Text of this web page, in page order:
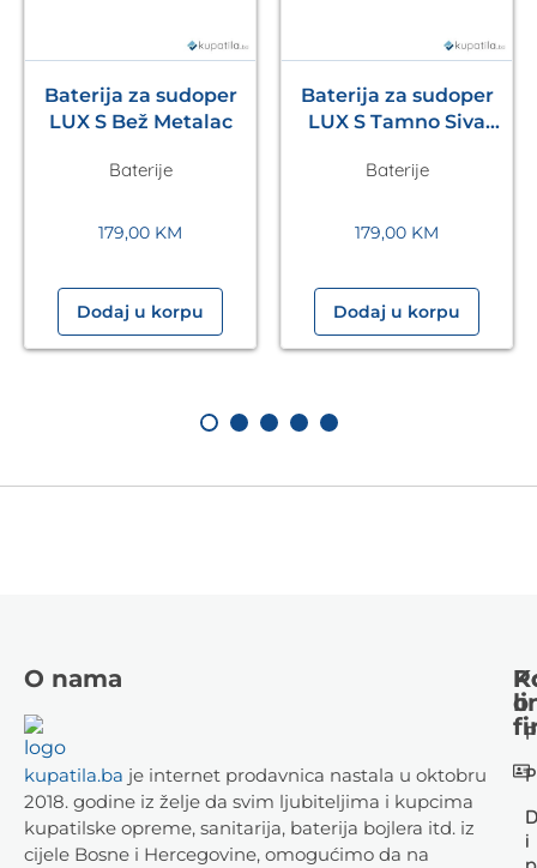
Baterija za sudoper
LUX S Bež Metalac
Baterije
179,00 KM
Dodaj u korpu
Baterija za sudoper
LUX S Tamno Siva
Baterije
179,00 KM
Dodaj u korpu
O nama
kupatila.ba je internet prodavnica nastala u oktobru
2018. godine iz želje da svim ljubiteljima i kupcima
kupatilske opreme, sanitarija, baterija bojlera itd. iz
cijele Bosne i Hercegovine, omogućimo da na
i
o